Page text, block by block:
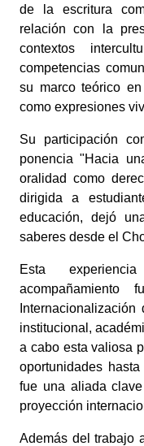
de la escritura
relación con la
contextos
competencias
su marco teórico
como expresiones
Su participación
ponencia "Hacia
oralidad como
dirigida a
educación, dejó
saberes desde el
Esta
Internacionalización
institucional,
a cabo esta valiosa
oportunidades
fue una aliada
proyección
Además del trabajo